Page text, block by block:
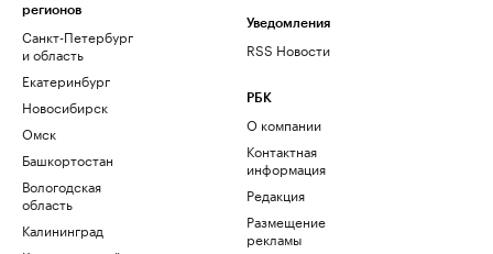
регионов
Санкт-Петербург
и область
Екатеринбург
Новосибирск
Омск
Башкортостан
Вологодская
область
Калининград
Уведомления
RSS Новости
РБК
О компании
Контактная
информация
Редакция
Размещение
рекламы